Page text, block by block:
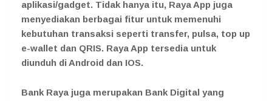
aplikasi/gadget. Tidak hanya itu, Raya App juga
menyediakan berbagai fitur untuk memenuhi
kebutuhan transaksi seperti transfer, pulsa, top up
e-wallet dan QRIS. Raya App tersedia untuk
diunduh di Android dan IOS.
Bank Raya juga merupakan Bank Digital yang